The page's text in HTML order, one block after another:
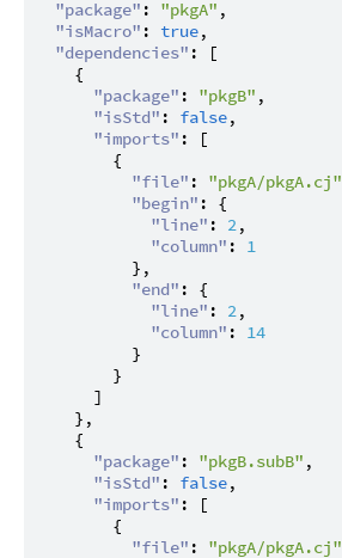
"package" : "pkgA" ,
"isMacro" : true,
"dependencies" :
[
{
"package" : "pkgB" ,
"isStd" : false,
"imports" :
[
{
"file" : "pkgA/pkgA.cj"
"begin" :
{
"line" : 2,
"column" :
1
} ,
"end" :
{
"line" : 2,
"column" :
14
}
}
]
} ,
{
"package" : "pkgB.subB" ,
"isStd" : false,
"imports" :
[
{
"file" : "pkgA/pkgA.cj"